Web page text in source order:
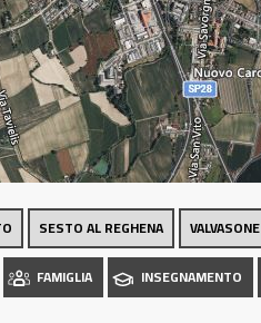
SESTO AL REGHENA VALVASONE
FAMIGLIA INSEGNAMENTO